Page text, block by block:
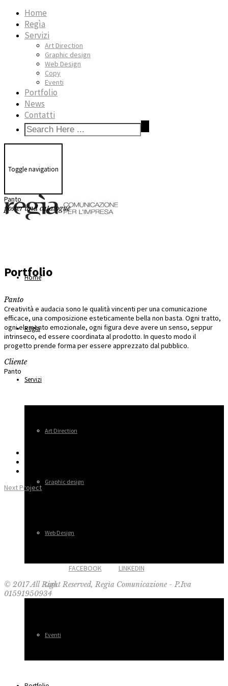
Home
Regìa
Servizi
Art Direction
Graphic design
Web Design
Copy
Eventi
Portfolio
News
Contatti
Toggle navigation
Home
Regìa
Servizi
Art Direction
Graphic design
Web Design
Copy
Eventi
Panto
poster and catalogue
Portfolio
Panto
Creatività e audacia sono le qualità vincenti per una comunicazione
efficace, una composizione esteticamente bella non basta. Ogni tratto,
ogni elemento emozionale, ogni figura deve avere un senso, seppur
intrinseco, ed essere coordinata al prodotto. In questo modo il
progetto prende forma per essere apprezzato dal pubblico.
Cliente
Panto
Next Project
FACEBOOK
LINKEDIN
© 2017 All Right Reserved, Regìa Comunicazione - P.Iva
01591950934